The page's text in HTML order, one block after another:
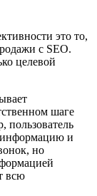
это то,
с SEO.
целевой
шаге
пользователь
информацию и
но
всю